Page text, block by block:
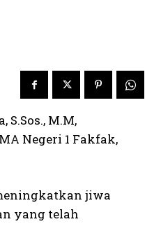
M.M,
Negeri 1 Fakfak,
jiwa
yang telah